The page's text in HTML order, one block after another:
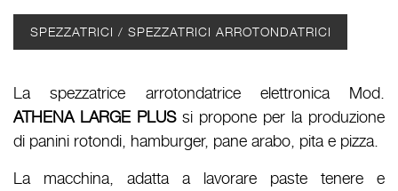
SPEZZATRICI / SPEZZATRICI ARROTONDATRICI
La spezzatrice arrotondatrice elettronica Mod.
ATHENA LARGE PLUSsi propone per la produzione
di panini rotondi, hamburger, pane arabo, pita e pizza.
La macchina, adatta a lavorare paste tenere e